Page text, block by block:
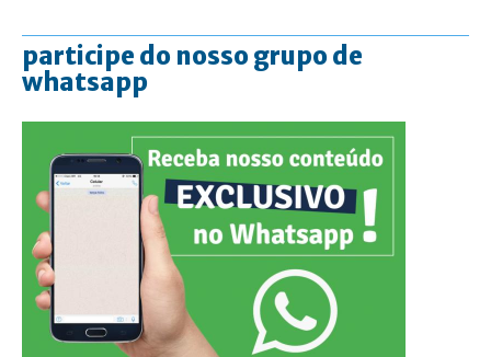
participe do nosso grupo de
whatsapp